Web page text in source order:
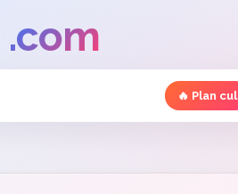
.com
🔥 Plan cul